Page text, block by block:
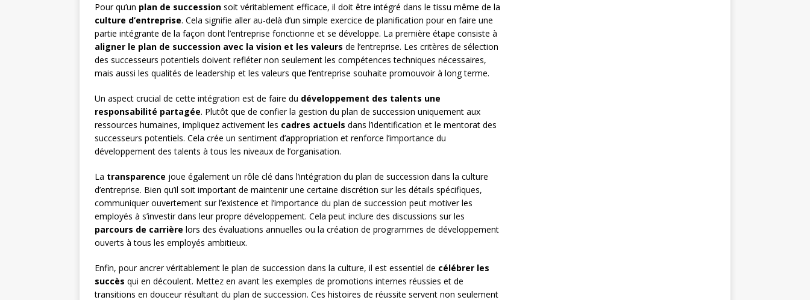
Pour qu’un plan de succession soit véritablement efficace, il doit être intégré dans le tissu même de la
culture d’entreprise. Cela signifie aller au-delà d’un simple exercice de planification pour en faire une
partie intégrante de la façon dont l’entreprise fonctionne et se développe. La première étape consiste à
aligner le plan de succession avec la vision et les valeurs de l’entreprise. Les critères de sélection
des successeurs potentiels doivent refléter non seulement les compétences techniques nécessaires,
mais aussi les qualités de leadership et les valeurs que l’entreprise souhaite promouvoir à long terme.
Un aspect crucial de cette intégration est de faire du développement des talents une
responsabilité partagée. Plutôt que de confier la gestion du plan de succession uniquement aux
ressources humaines, impliquez activement les cadres actuels dans l’identification et le mentorat des
successeurs potentiels. Cela crée un sentiment d’appropriation et renforce l’importance du
développement des talents à tous les niveaux de l’organisation.
La transparence joue également un rôle clé dans l’intégration du plan de succession dans la culture
d’entreprise. Bien qu’il soit important de maintenir une certaine discrétion sur les détails spécifiques,
communiquer ouvertement sur l’existence et l’importance du plan de succession peut motiver les
employés à s’investir dans leur propre développement. Cela peut inclure des discussions sur les
parcours de carrière lors des évaluations annuelles ou la création de programmes de développement
ouverts à tous les employés ambitieux.
Enfin, pour ancrer véritablement le plan de succession dans la culture, il est essentiel de célébrer les
succès qui en découlent. Mettez en avant les exemples de promotions internes réussies et de
transitions en douceur résultant du plan de succession. Ces histoires de réussite servent non seulement